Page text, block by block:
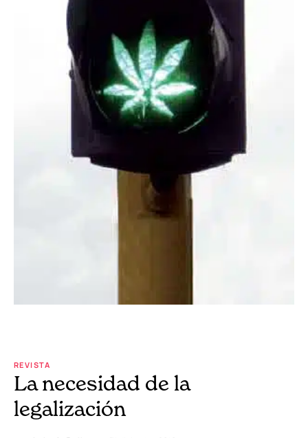
REVISTA
La necesidad de la
legalización